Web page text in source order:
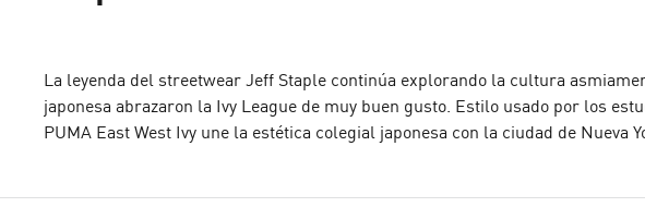
La leyenda del streetwear Jeff Staple continúa explorando la cultura
japonesa abrazaron la Ivy League de muy buen gusto. Estilo usado por los
PUMA East West Ivy une la estética colegial japonesa con la ciudad de Nueva